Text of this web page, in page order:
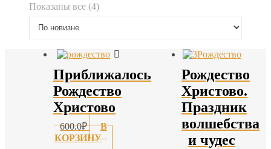
Показаны все (4)Сортировка:
Приближалось
Рождество
Христово
600.0₽
В
КОРЗИНУ
Рождество
Христово.
Праздник
волшебства
и чудес